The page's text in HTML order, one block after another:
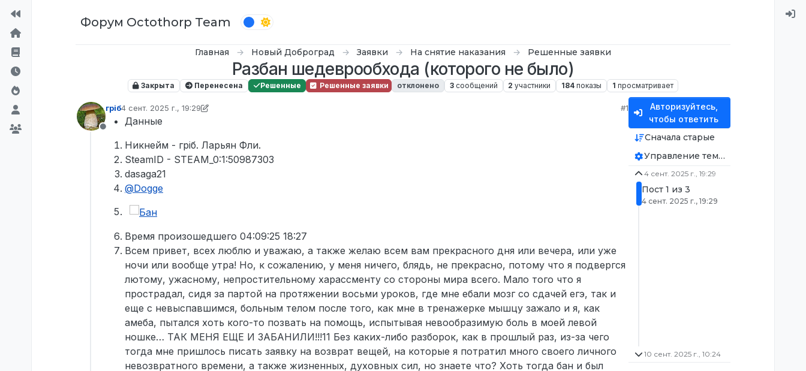
Форум Octothorp Team
Главная Новый Доброград Заявки На снятие наказания Решенные заявки
Разбан шедеврообхода (которого не было)
Закрыта Перенесена Решенные Решенные заявки отклонено 3 сообщений 2 участники 184 показы 1 просматривает
Не в сети
грiб4 сент. 2025 г., 19:29
отредактировано грiб
#1
Данные
Никнейм - грiб. Ларьян Фли.
SteamID - STEAM_0:1:50987303
dasaga21
@Dogge
Время произошедшего 04:09:25 18:27
Всем привет, всех люблю и уважаю, а также желаю всем вам прекрасного дня или вечера, или уже
ночи или вообще утра! Но, к сожалению, у меня ничего, блядь, не прекрасно, потому что я подвергся
лютому, ужасному, непростительному харассменту со стороны мира всего. Мало того что я
прострадал, сидя за партой на протяжении восьми уроков, где мне ебали мозг со сдачей егэ, так и
еще с невыспавшимся, больным телом после того, как мне в тренажерке мышцу зажало и я, как
амеба, пытался хоть кого-то позвать на помощь, испытывая невообразимую боль в моей левой
ношке… ТАК МЕНЯ ЕЩЕ И ЗАБАНИЛИ!!!11 Без каких-либо разборок, как в прошлый раз, из-за чего
тогда мне пришлось писать заявку на возврат вещей, на которые я потратил много своего личного
невозвратного времени, а также жизненных, духовных сил, но знаете что? Хоть тогда бан и был
Авторизуйтесь,
чтобы ответить
Сначала старые
Управление темой
4 сент. 2025 г., 19:29
Пост 1 из 3
4 сент. 2025 г., 19:29
10 сент. 2025 г., 10:24